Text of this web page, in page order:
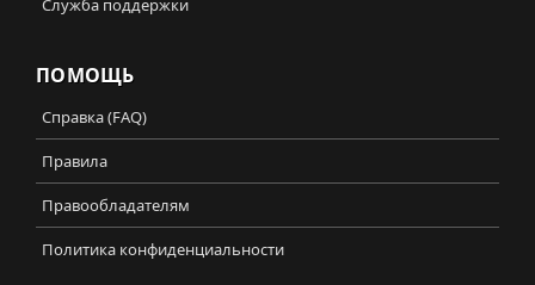
Служба поддержки
ПОМОЩЬ
Справка (FAQ)
Правила
Правообладателям
Политика конфиденциальности